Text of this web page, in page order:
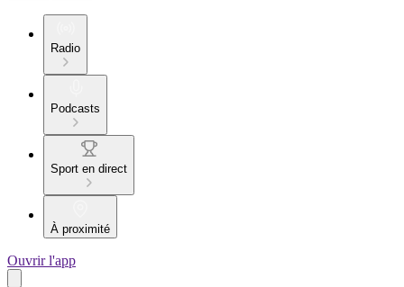
Radio
Podcasts
Sport en direct
À proximité
Ouvrir l'app